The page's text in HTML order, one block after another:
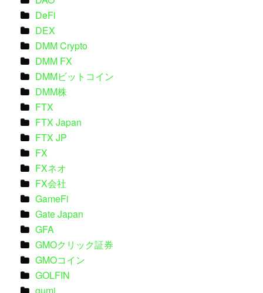
DeFi
DEX
DMM Crypto
DMM FX
DMMビットコイン
DMM株
FTX
FTX Japan
FTX JP
FX
FXネオ
FX会社
GameFi
Gate Japan
GFA
GMOクリック証券
GMOコイン
GOLFIN